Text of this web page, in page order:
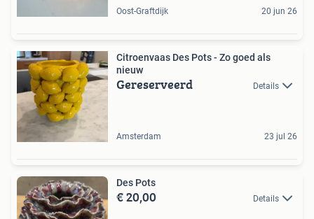
Oost-Graftdijk 20 jun 26
Citroenvaas Des Pots - Zo goed als
nieuw
Gereserveerd Details
Amsterdam 23 jul 26
Des Pots
€ 20,00 Details